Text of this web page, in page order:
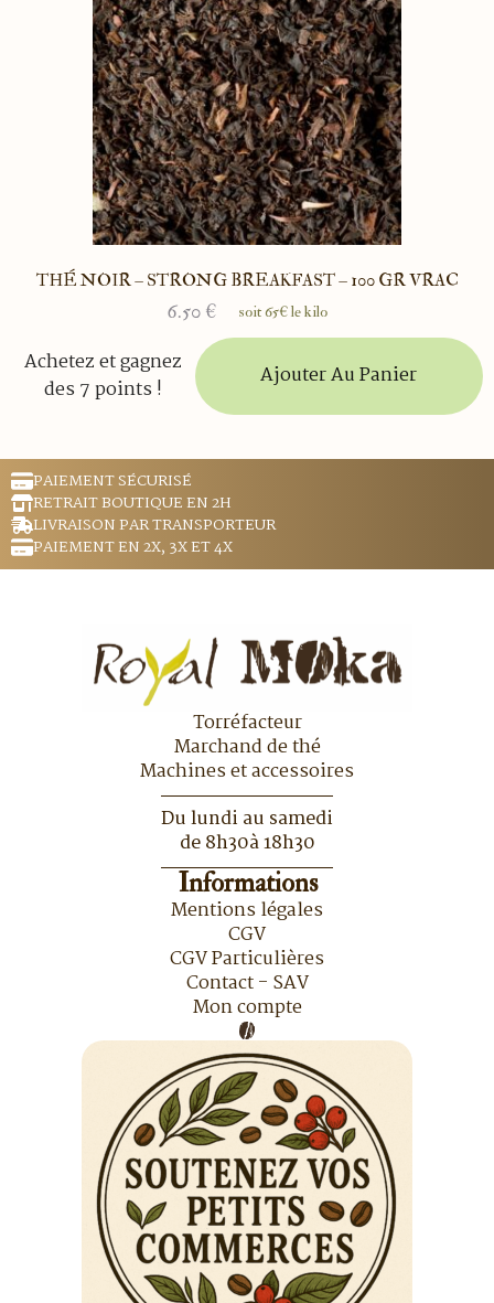
THÉ NOIR – STRONG BREAKFAST – 100 GR VRAC
6.50 € soit 65€ le kilo
Achetez et gagnez
des 7 points !
Ajouter Au Panier
PAIEMENT SÉCURISÉ
RETRAIT BOUTIQUE EN 2H
LIVRAISON PAR TRANSPORTEUR
PAIEMENT EN 2X, 3X ET 4X
Torréfacteur
Marchand de thé
Machines et accessoires
Du lundi au samedi
de 8h30à 18h30
Informations
Mentions légales
CGV
CGV Particulières
Contact - SAV
Mon compte